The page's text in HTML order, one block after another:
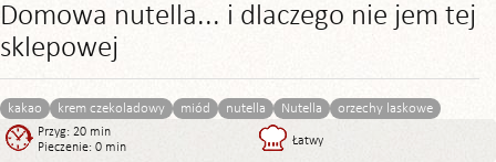
Domowa nutella... i dlaczego nie jem tej
sklepowej
kakao krem czekoladowy miód nutella Nutella orzechy laskowe
Przyg: 20 min
Pieczenie: 0 min
Łatwy